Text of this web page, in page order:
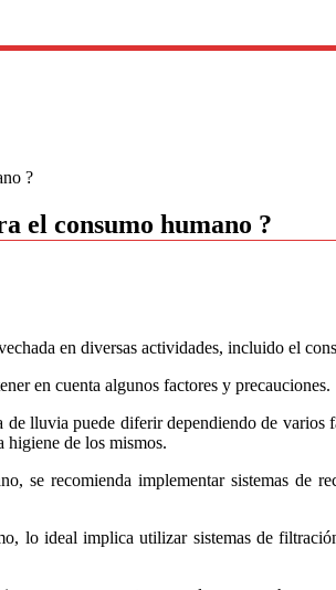
?
el consumo humano ?
en diversas actividades, incluido el
en cuenta algunos factores y precauciones.
lluvia puede diferir dependiendo de
higiene de los mismos.
se recomienda implementar sistemas de
lo ideal implica utilizar sistemas de